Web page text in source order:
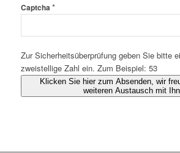
Captcha *
Zur Sicherheitsüberprüfung geben Sie bitte
zweistellige Zahl ein. Zum Beispiel: 53
Klicken Sie hier zum Absenden, wir
weiteren Austausch mit